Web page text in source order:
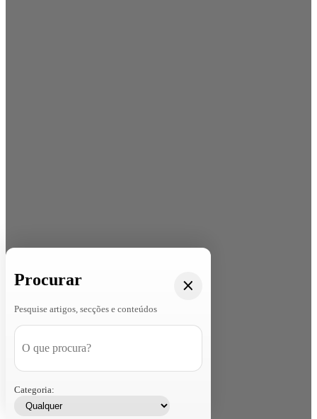
Procurar
Pesquise artigos, secções e conteúdos
Categoria: